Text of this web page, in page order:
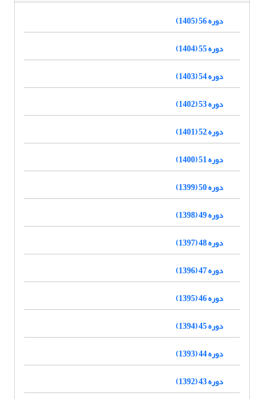
دوره 56 (1405)
دوره 55 (1404)
دوره 54 (1403)
دوره 53 (1402)
دوره 52 (1401)
دوره 51 (1400)
دوره 50 (1399)
دوره 49 (1398)
دوره 48 (1397)
دوره 47 (1396)
دوره 46 (1395)
دوره 45 (1394)
دوره 44 (1393)
دوره 43 (1392)